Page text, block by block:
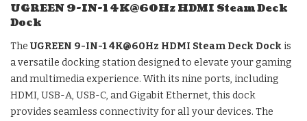
UGREEN 9-IN-1 4K@60Hz HDMI Steam Deck
Dock
The UGREEN 9-IN-1 4K@60Hz HDMI Steam Deck Dock is
a versatile docking station designed to elevate your gaming
and multimedia experience. With its nine ports, including
HDMI, USB-A, USB-C, and Gigabit Ethernet, this dock
provides seamless connectivity for all your devices. The